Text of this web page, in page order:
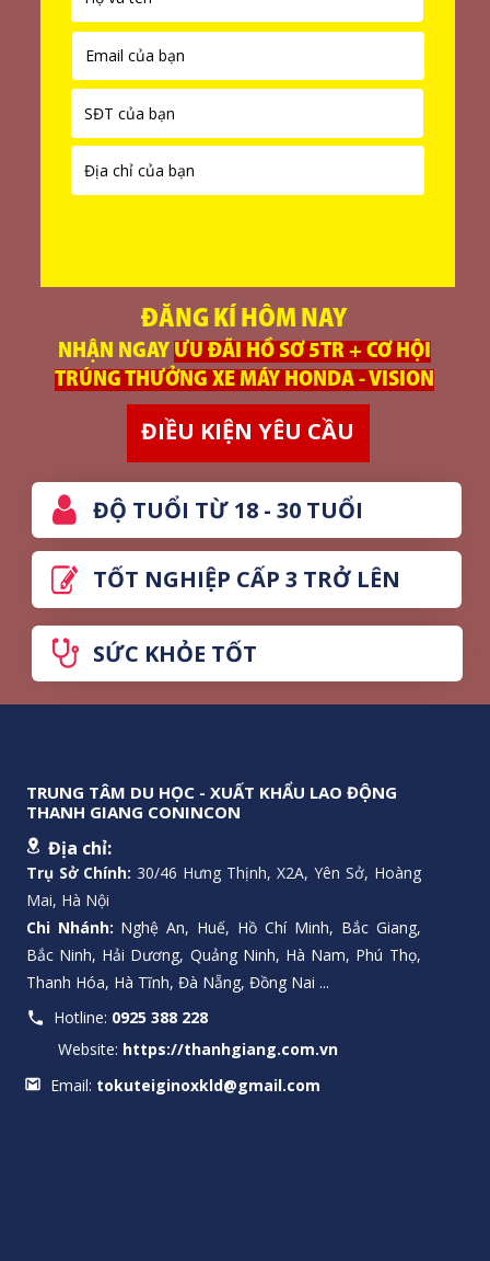
SỨC KHỎE TỐT
ĐỘ TUỔI TỪ 18 - 30 TUỔI
TỐT NGHIỆP CẤP 3 TRỞ LÊN
ĐIỀU KIỆN YÊU CẦU
ĐĂNG KÍ HÔM NAY
NHẬN NGAY ƯU ĐÃI HỒ SƠ 5TR + CƠ HỘI
TRÚNG THƯỞNG XE MÁY HONDA - VISION
TRUNG TÂM DU HỌC - XUẤT KHẨU LAO ĐỘNG
THANH GIANG CONINCON
Email: tokuteiginoxkld@gmail.com
Website: https://thanhgiang.com.vn
Hotline: 0925 388 228
Địa chỉ:
Trụ Sở Chính: 30/46 Hưng Thịnh, X2A, Yên Sở, Hoàng
Mai, Hà Nội
Chi Nhánh: Nghệ An, Huế, Hồ Chí Minh, Bắc Giang,
Bắc Ninh, Hải Dương, Quảng Ninh, Hà Nam, Phú Thọ,
Thanh Hóa, Hà Tĩnh, Đà Nẵng, Đồng Nai ...